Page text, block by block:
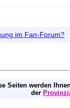
im Fan-Forum?
Seiten werden
der